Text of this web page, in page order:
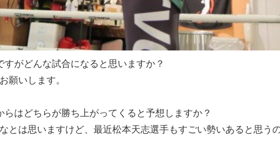
がどんな試合になると思いますか？
願いします。
はどちらが勝ち上がってくると予想しますか？
とは思いますけど、最近松本天志選手もすごい勢いあると思う